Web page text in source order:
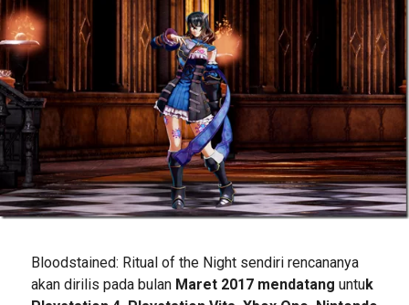
Bloodstained: Ritual of the Night sendiri rencananya
akan dirilis pada bulanMaret 2017 mendatang untuk